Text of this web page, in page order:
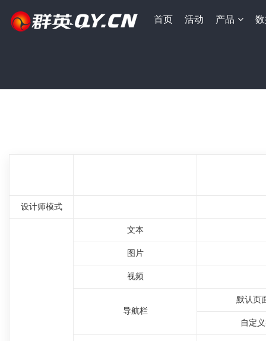
首页 活动 产品
设计师模式
文本
图片
视频
导航栏
默认页
自定